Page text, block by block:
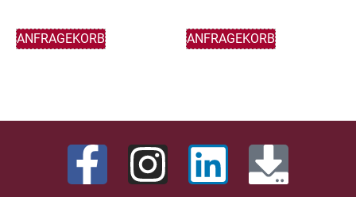
ANFRAGEKORB ANFRAGEKORB